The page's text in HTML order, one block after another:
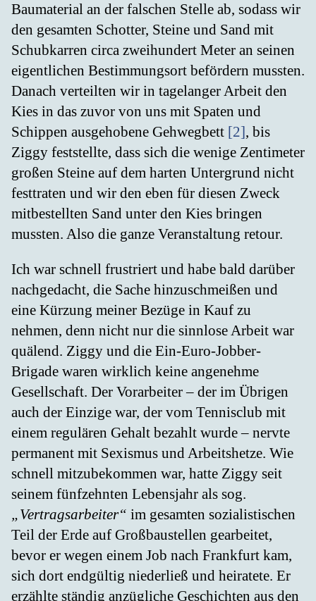
Baumaterial an der falschen Stelle ab, sodass wir
den gesamten Schotter, Steine und Sand mit
Schubkarren circa zweihundert Meter an seinen
eigentlichen Bestimmungsort befördern mussten.
Danach verteilten wir in tagelanger Arbeit den
Kies in das zuvor von uns mit Spaten und
Schippen ausgehobene Gehwegbett [2], bis
Ziggy feststellte, dass sich die wenige Zentimeter
großen Steine auf dem harten Untergrund nicht
festtraten und wir den eben für diesen Zweck
mitbestellten Sand unter den Kies bringen
mussten. Also die ganze Veranstaltung retour.
Ich war schnell frustriert und habe bald darüber
nachgedacht, die Sache hinzuschmeißen und
eine Kürzung meiner Bezüge in Kauf zu
nehmen, denn nicht nur die sinnlose Arbeit war
quälend. Ziggy und die Ein-Euro-Jobber-
Brigade waren wirklich keine angenehme
Gesellschaft. Der Vorarbeiter – der im Übrigen
auch der Einzige war, der vom Tennisclub mit
einem regulären Gehalt bezahlt wurde – nervte
permanent mit Sexismus und Arbeitshetze. Wie
schnell mitzubekommen war, hatte Ziggy seit
seinem fünfzehnten Lebensjahr als sog.
„Vertragsarbeiter“ im gesamten sozialistischen
Teil der Erde auf Großbaustellen gearbeitet,
bevor er wegen einem Job nach Frankfurt kam,
sich dort endgültig niederließ und heiratete. Er
erzählte ständig anzügliche Geschichten aus den